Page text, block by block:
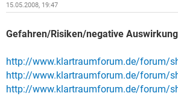
15.05.2008, 19:47
Gefahren/Risiken/negative
http://www.klartraumforum.de/forum/
http://www.klartraumforum.de/forum/
http://www.klartraumforum.de/forum/